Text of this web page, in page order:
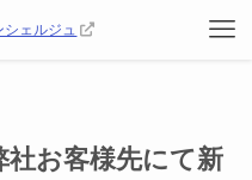
シェルジュ
社お客様先にて新